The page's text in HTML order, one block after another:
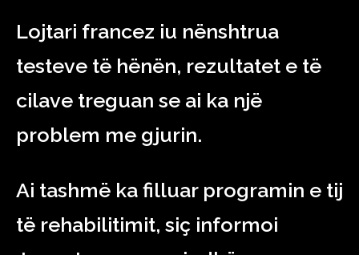
Lojtari francez iu nënshtrua
testeve të hënën, rezultatet e të
cilave treguan se ai ka një
problem me gjurin.
Ai tashmë ka filluar programin e tij
të rehabilitimit, siç informoi